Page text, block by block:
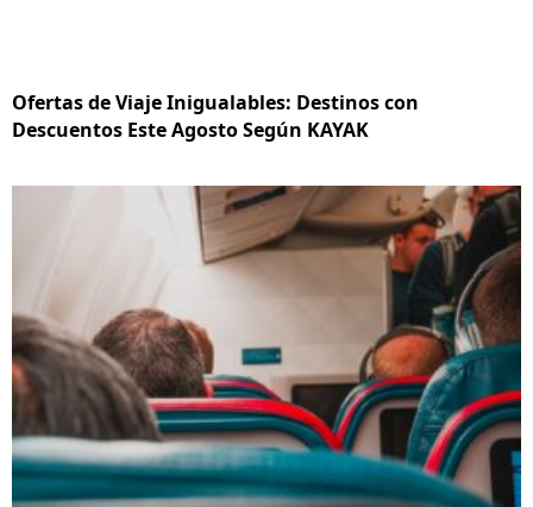
Ofertas de Viaje Inigualables: Destinos con
Descuentos Este Agosto Según KAYAK